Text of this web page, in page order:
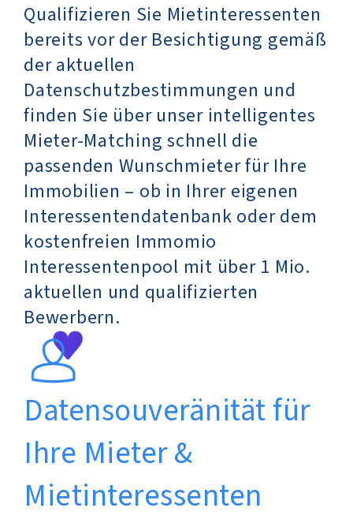
Qualifizieren Sie Mietinteressenten
bereits vor der Besichtigung gemäß
der aktuellen
Datenschutzbestimmungen und
finden Sie über unser intelligentes
Mieter-Matching schnell die
passenden Wunschmieter für Ihre
Immobilien – ob in Ihrer eigenen
Interessentendatenbank oder dem
kostenfreien Immomio
Interessentenpool mit über 1 Mio.
aktuellen und qualifizierten
Bewerbern.
Datensouveränität für
Ihre Mieter &
Mietinteressenten